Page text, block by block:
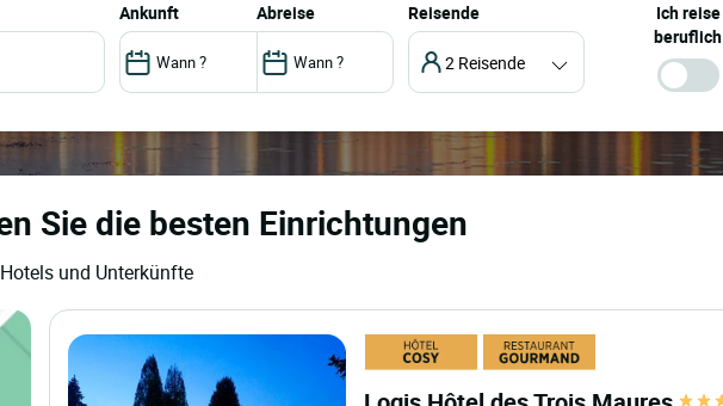
ankunft abreise Reisende
2 Reisende
Ich reise
beruflich
Sie die besten Einrichtungen
und Unterkünfte